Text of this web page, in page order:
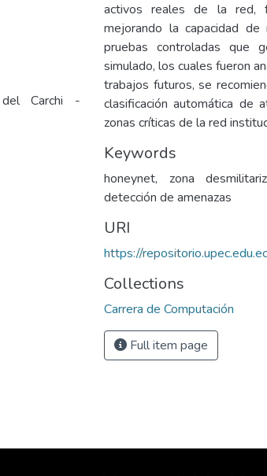
del Carchi -
activos reales de la red,
mejorando la capacidad de
pruebas controladas que
simulado, los cuales fueron
trabajos futuros, se
clasificación automática de
zonas críticas de la red
Keywords
honeynet, zona
detección de amenazas
URI
https://
Collections
Carrera de Computación
Full item page